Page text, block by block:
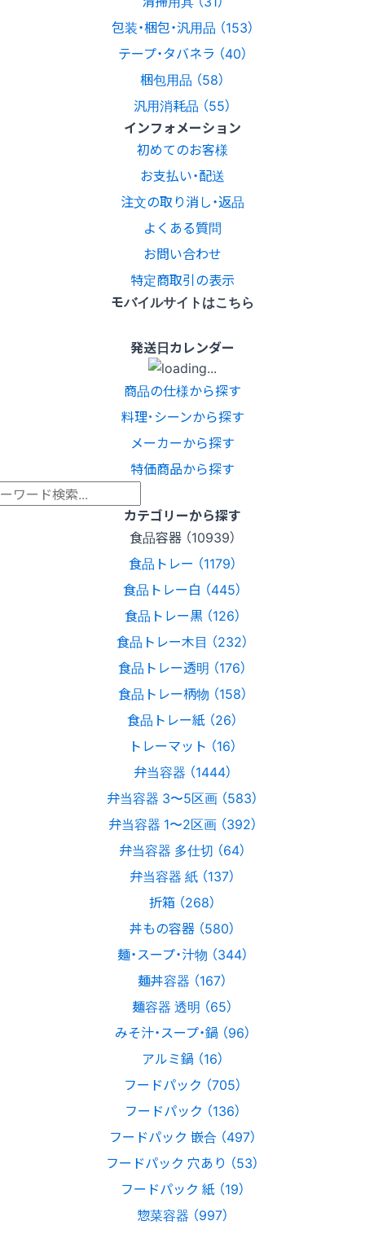
包装・梱包・汎用品 （153）
テープ・タバネラ （40）
梱包用品 （58）
汎用消耗品 （55）
インフォメーション
初めてのお客様
お支払い・配送
注文の取り消し・返品
よくある質問
お問い合わせ
特定商取引の表示
モバイルサイトはこちら
発送日カレンダー
商品の仕様から探す
料理･シーンから探す
メーカーから探す
特価商品から探す
カテゴリーから探す
食品容器 （10939）
食品トレー （1179）
食品トレー白 （445）
食品トレー黒 （126）
食品トレー木目 （232）
食品トレー透明 （176）
食品トレー柄物 （158）
食品トレー紙 （26）
トレーマット （16）
弁当容器 （1444）
弁当容器 3〜5区画 （583）
弁当容器 1〜2区画 （392）
弁当容器 多仕切 （64）
弁当容器 紙 （137）
折箱 （268）
丼もの容器 （580）
麺・スープ・汁物 （344）
麺丼容器 （167）
麺容器 透明 （65）
みそ汁・スープ・鍋 （96）
アルミ鍋 （16）
フードパック （705）
フードパック （136）
フードパック 嵌合 （497）
フードパック 穴あり （53）
フードパック 紙 （19）
惣菜容器 （997）